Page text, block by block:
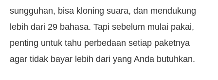
sungguhan, bisa kloning suara, dan mendukung
lebih dari 29 bahasa. Tapi sebelum mulai pakai,
penting untuk tahu perbedaan setiap paketnya
agar tidak bayar lebih dari yang Anda butuhkan.